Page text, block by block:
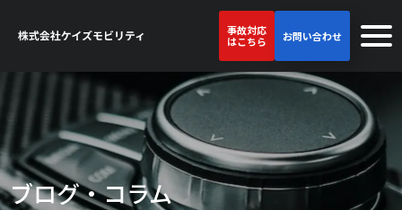
事故対応
はこちら
お問い合わせ
ブログ・コラム